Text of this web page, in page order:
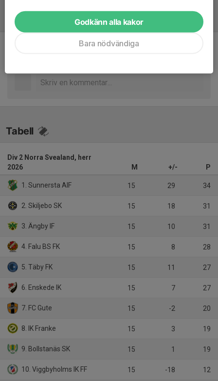
Referat
Tabell
Div 2 Norra Svealand, herr
2026
M +/- P
1. Sunnersta AIF 15 29 34
2. Skiljebo SK 15 18 31
3. Ängby IF 15 10 31
4. Falu BS FK 15 8 28
5. Täby FK 15 11 27
6. Enskede IK 15 7 27
7. FC Gute 15 -2 20
8. IK Franke 15 3 19
9. Bollstanäs SK 15 1 19
10. Viggbyholms IK FF 15 -18 12
Godkänn alla kakor
Bara nödvändiga